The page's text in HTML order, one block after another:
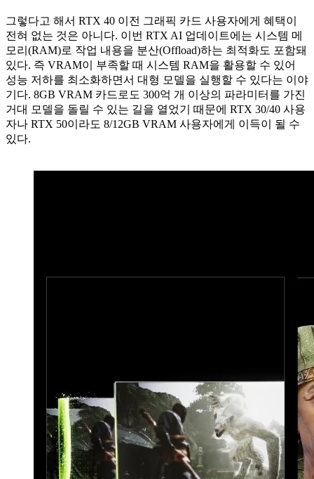
그렇다고 해서 RTX 40 이전 그래픽 카드 사용자에게 혜택이
전혀 없는 것은 아니다. 이번 RTX AI 업데이트에는 시스템 메
모리(RAM)로 작업 내용을 분산(Offload)하는 최적화도 포함돼
있다. 즉 VRAM이 부족할 때 시스템 RAM을 활용할 수 있어
성능 저하를 최소화하면서 대형 모델을 실행할 수 있다는 이야
기다. 8GB VRAM 카드로도 300억 개 이상의 파라미터를 가진
거대 모델을 돌릴 수 있는 길을 열었기 때문에 RTX 30/40 사용
자나 RTX 50이라도 8/12GB VRAM 사용자에게 이득이 될 수
있다.